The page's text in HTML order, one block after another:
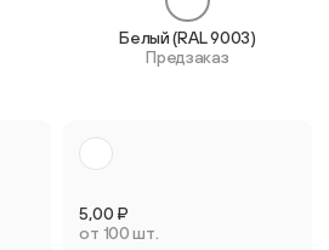
Белый (RAL 9003)
Предзаказ
5,00 ₽
от 100 шт.